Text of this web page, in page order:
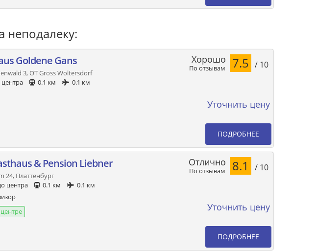
неподалеку:
Goldene Gans
3, OT Gross Woltersdorf
0.1 км 0.1 км
По отзывам
Хорошо 7.5 / 10
Уточнить цену
ПОДРОБНЕЕ
& Pension Liebner
24, Платтенбург
центра
0.1 км
0.1 км
По отзывам
Отлично 8.1 / 10
Уточнить цену
ПОДРОБНЕЕ